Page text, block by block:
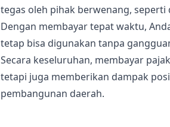
tegas oleh pihak berwenang,
Dengan membayar tepat waktu,
tetap bisa digunakan tanpa
Secara keseluruhan, membayar
tetapi juga memberikan dampak
pembangunan daerah.